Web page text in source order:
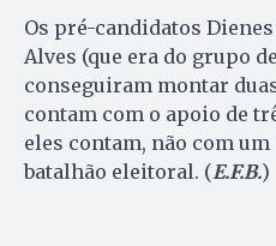
Os pré-candidatos
Alves (que era do grupo
conseguiram montar
contam com o apoio de
eles contam, não com
batalhão eleitoral. (E.F.B.)